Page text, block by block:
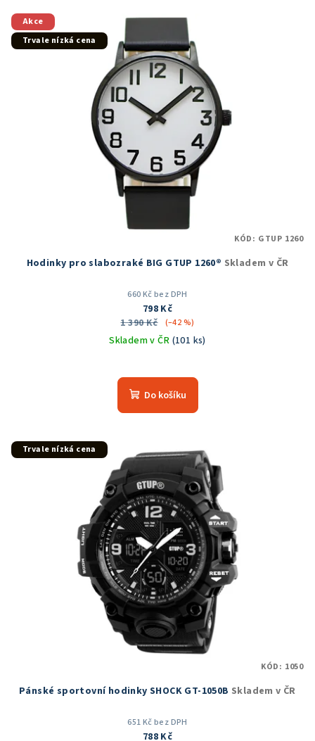
V
ý
p
Akce
Trvale nízká cena
Hodinky pro slabozraké BIG GTUP 1260® Skladem v ČR
660 Kč bez DPH
798 Kč
1 390 Kč
(–42 %)
Skladem v ČR (101 ks)
hodnocení
produktu
hvězdiček.
Do košíku
KÓD: GTUP 1260
Trvale nízká cena
Pánské sportovní hodinky SHOCK GT-1050B Skladem v ČR
651 Kč bez DPH
788 Kč
KÓD: 1050